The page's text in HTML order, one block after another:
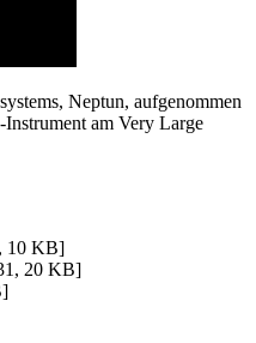
Neptun, aufgenommen
am Very Large
10 KB]
20 KB]